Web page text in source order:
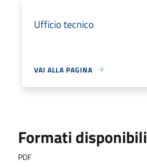
Ufficio tecnico
VAI ALLA PAGINA
Formati disponibili
PDF